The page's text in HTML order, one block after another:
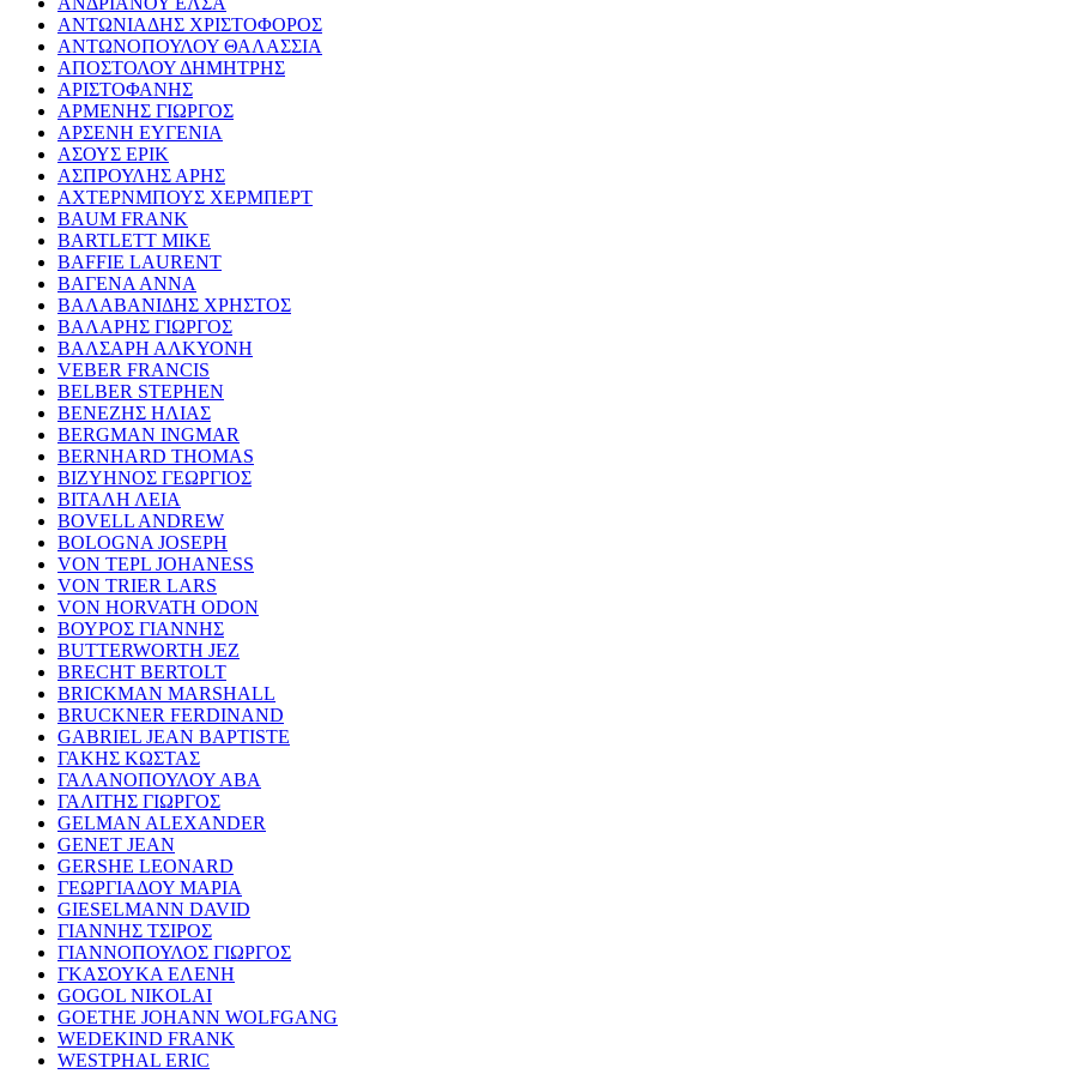
ΑΝΤΩΝΙΑΔΗΣ ΧΡΙΣΤΟΦΟΡΟΣ
ΑΝΤΩΝΟΠΟΥΛΟΥ ΘΑΛΑΣΣΙΑ
ΑΠΟΣΤΟΛΟΥ ΔΗΜΗΤΡΗΣ
ΑΡΙΣΤΟΦΑΝΗΣ
ΑΡΜΕΝΗΣ ΓΙΩΡΓΟΣ
ΑΡΣΕΝΗ ΕΥΓΕΝΙΑ
ΑΣΟΥΣ ΕΡΙΚ
ΑΣΠΡΟΥΛΗΣ ΑΡΗΣ
ΑΧΤΕΡΝΜΠΟΥΣ ΧΕΡΜΠΕΡΤ
BAUM FRANK
BARTLETT MIKE
BAFFIE LAURENT
ΒΑΓΕΝΑ ΑΝΝΑ
ΒΑΛΑΒΑΝΙΔΗΣ ΧΡΗΣΤΟΣ
ΒΑΛΑΡΗΣ ΓΙΩΡΓΟΣ
ΒΑΛΣΑΡΗ ΑΛΚΥΟΝΗ
VEBER FRANCIS
BELBER STEPHEN
ΒΕΝΕΖΗΣ ΗΛΙΑΣ
BERGMAN INGMAR
BERNHARD THOMAS
ΒΙΖΥΗΝΟΣ ΓΕΩΡΓΙΟΣ
ΒΙΤΑΛΗ ΛΕΙΑ
BOVELL ANDREW
BOLOGNA JOSEPH
VON TEPL JOHANESS
VON TRIER LARS
VON HORVATH ODON
ΒΟΥΡΟΣ ΓΙΑΝΝΗΣ
BUTTERWORTH JEZ
BRECHT BERTOLT
BRICKMAN MARSHALL
BRUCKNER FERDINAND
GABRIEL JEAN BAPTISTE
ΓΑΚΗΣ ΚΩΣΤΑΣ
ΓΑΛΑΝΟΠΟΥΛΟΥ ΑΒΑ
ΓΑΛΙΤΗΣ ΓΙΩΡΓΟΣ
GELMAN ALEXANDER
GENET JEAN
GERSHE LEONARD
ΓΕΩΡΓΙΑΔΟΥ ΜΑΡΙΑ
GIESELMANN DAVID
ΓΙΑΝΝΗΣ ΤΣΙΡΟΣ
ΓΙΑΝΝΟΠΟΥΛΟΣ ΓΙΩΡΓΟΣ
ΓΚΑΣΟΥΚΑ ΕΛΕΝΗ
GOGOL NIKOLAI
GOETHE JOHANN WOLFGANG
WEDEKIND FRANK
WESTPHAL ERIC